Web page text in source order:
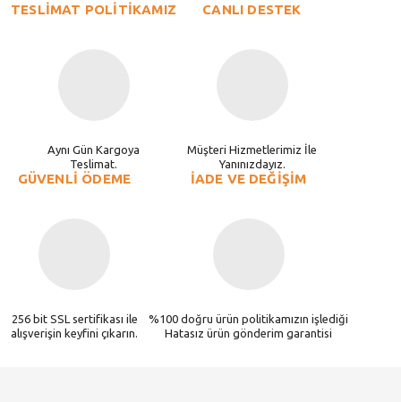
TESLİMAT POLİTİKAMIZ
Aynı Gün Kargoya
Teslimat.
CANLI DESTEK
Müşteri Hizmetlerimiz İle
Yanınızdayız.
GÜVENLİ ÖDEME
256 bit SSL sertifikası ile
alışverişin keyfini çıkarın.
İADE VE DEĞİŞİM
%100 doğru ürün politikamızın işlediği
Hatasız ürün gönderim garantisi